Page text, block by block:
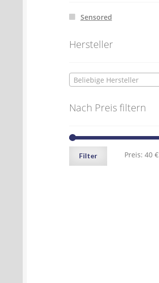
Sensored
Hersteller
Beliebige Hersteller
Nach Preis filtern
Filter Preis:40 €